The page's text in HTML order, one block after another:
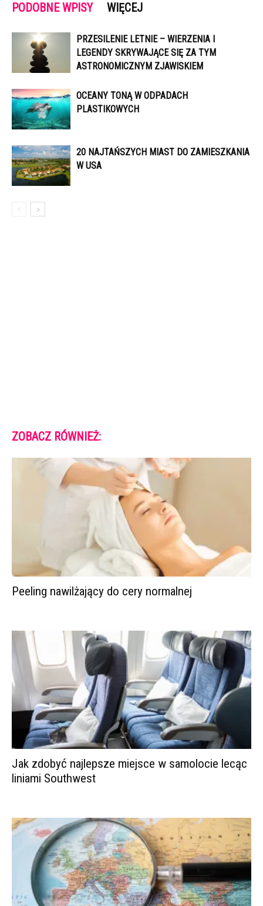
PODOBNE WPISY WIĘCEJ
PRZESILENIE LETNIE – WIERZENIA I
LEGENDY SKRYWAJĄCE SIĘ ZA TYM
ASTRONOMICZNYM ZJAWISKIEM
OCEANY TONĄ W ODPADACH
PLASTIKOWYCH
20 NAJTAŃSZYCH MIAST DO ZAMIESZKANIA
W USA
ZOBACZ RÓWNIEŻ:
Peeling nawilżający do cery normalnej
Jak zdobyć najlepsze miejsce w samolocie lecąc
liniami Southwest